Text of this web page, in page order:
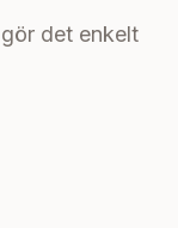
det enkelt